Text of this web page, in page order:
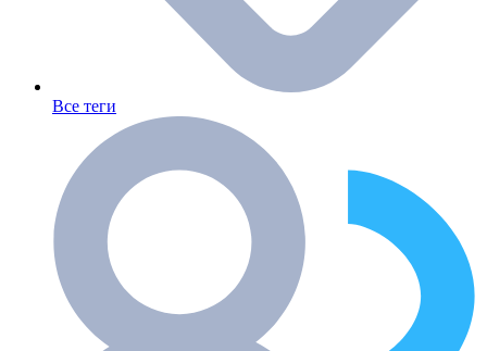
Все теги